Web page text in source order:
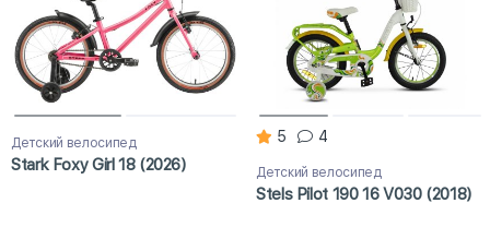
Детский велосипед
Stark Foxy Girl 18 (2026)
5 4
Детский велосипед
Stels Pilot 190 16 V030 (2018)